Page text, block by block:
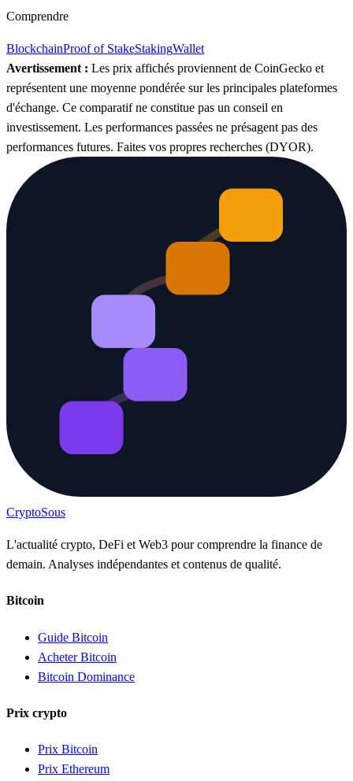
Comprendre
BlockchainProof of StakeStakingWallet
Avertissement : Les prix affichés proviennent de CoinGecko et
représentent une moyenne pondérée sur les principales plateformes
d'échange. Ce comparatif ne constitue pas un conseil en
investissement. Les performances passées ne présagent pas des
performances futures. Faites vos propres recherches (DYOR).
CryptoSous
L'actualité crypto, DeFi et Web3 pour comprendre la finance de
demain. Analyses indépendantes et contenus de qualité.
Bitcoin
Guide Bitcoin
Acheter Bitcoin
Bitcoin Dominance
Prix crypto
Prix Bitcoin
Prix Ethereum